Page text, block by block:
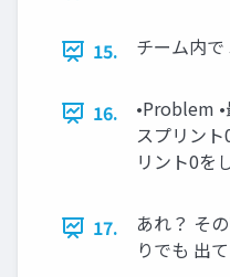
15. チーム内
16.
•Problem
スプリント
リント0を
17.
あれ？ そ
りでも 出